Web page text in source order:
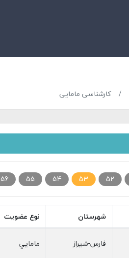
کارشناسی مامایی
52
53
54
55
56
شهرستان نوع عضویت
فارس-شیراز مامايي